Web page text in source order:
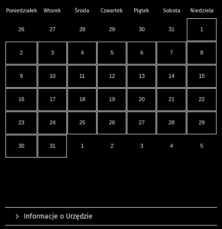
Poniedziałek Wtorek Środa Czwartek Piątek Sobota Niedziela
26 27 28 29 30 31 1
2 3 4 5 6 7 8
9 10 11 12 13 14 15
16 17 18 19 20 21 22
23 24 25 26 27 28 29
30 31 1 2 3 4 5
Informacje o Urzędzie